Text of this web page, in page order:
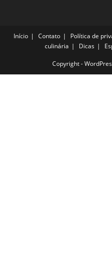
Início Contato Política de
culinária
Dicas
Copyright -